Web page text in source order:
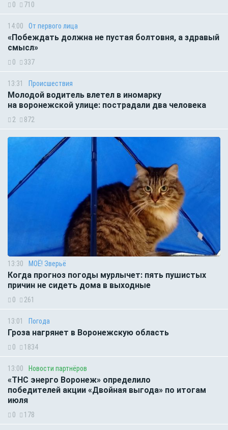
0 710
14:00 От первого лица
«Побеждать должна не пустая болтовня, а здравый
смысл»
0 337
13:31 Происшествия
Молодой водитель влетел в иномарку
на воронежской улице: пострадали два человека
2 872
13:30 МОЁ! Зверьё
Когда прогноз погоды мурлычет: пять пушистых
причин не сидеть дома в выходные
0 261
13:01 Погода
Гроза нагрянет в Воронежскую область
0 1834
13:00 Новости партнёров
«ТНС энерго Воронеж» определило
победителей акции «Двойная выгода» по итогам
июля
0 178